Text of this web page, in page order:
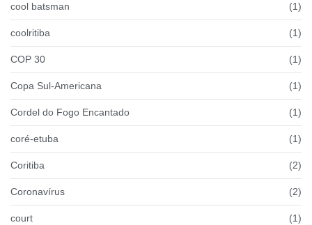
cool batsman (1)
coolritiba (1)
COP 30 (1)
Copa Sul-Americana (1)
Cordel do Fogo Encantado (1)
coré-etuba (1)
Coritiba (2)
Coronavírus (2)
court (1)